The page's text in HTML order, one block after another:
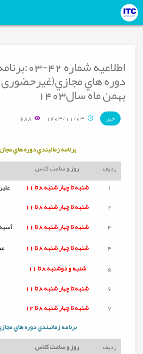
اطلاعیه
بهمن ماه سال1403
خبر 1403/11/03
688
برنامه زمانبندي دوره هاي
ردیف
روز و ساعت کلاس
1
شنبه تاچهار شنبه8 تا 11
2
شنبه تاچهار شنبه8 تا 11
3
شنبه تاچهار شنبه8 تا 11
4
شنبه تاچهار شنبه8 تا 11
5
شنبه و دوشنبه8 تا 11
6
شنبه تاچهار شنبه8 تا 11
7
شنبه تاچهار شنبه8 تا 12
برنامه زمانبندي دوره هاي
ردیف
روز و ساعت کلاس